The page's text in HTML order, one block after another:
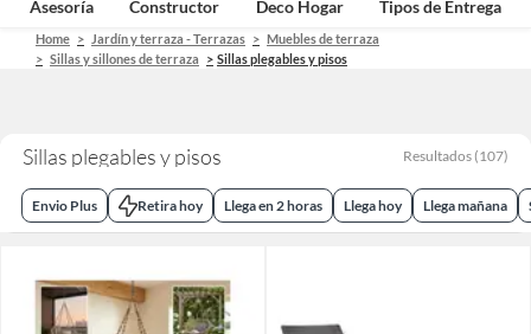
Asesoría Constructor Deco Hogar Tipos de Entrega
Home Jardín y terraza - Terrazas
Muebles de terraza
Sillas y sillones de terraza
Sillas plegables y pisos
Sillas plegables y pisos Resultados (107)
Envio Plus Retira hoy Llega en 2 horas Llega hoy Llega mañana